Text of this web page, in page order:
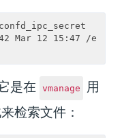
Mar 12 15:47 /e
是在 vmanage
用
检索文件：